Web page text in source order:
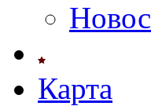
Карта